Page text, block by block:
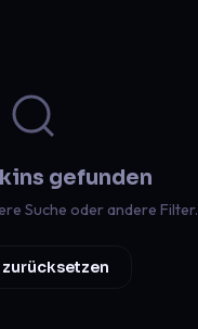
gefunden
Suche oder andere Filter.
zurücksetzen